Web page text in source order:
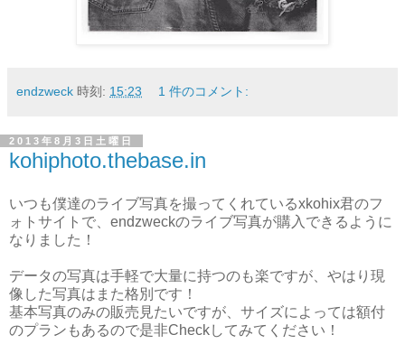
endzweck 時刻: 15:23 1 件のコメント:
2013年8月3日土曜日
kohiphoto.thebase.in
いつも僕達のライブ写真を撮ってくれているxkohix君のフ
ォトサイトで、endzweckのライブ写真が購入できるように
なりました！
データの写真は手軽で大量に持つのも楽ですが、やはり現
像した写真はまた格別です！
基本写真のみの販売見たいですが、サイズによっては額付
のプランもあるので是非Checkしてみてください！